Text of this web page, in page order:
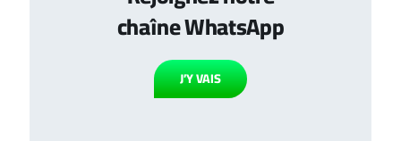
chaîne WhatsApp
J’Y VAIS